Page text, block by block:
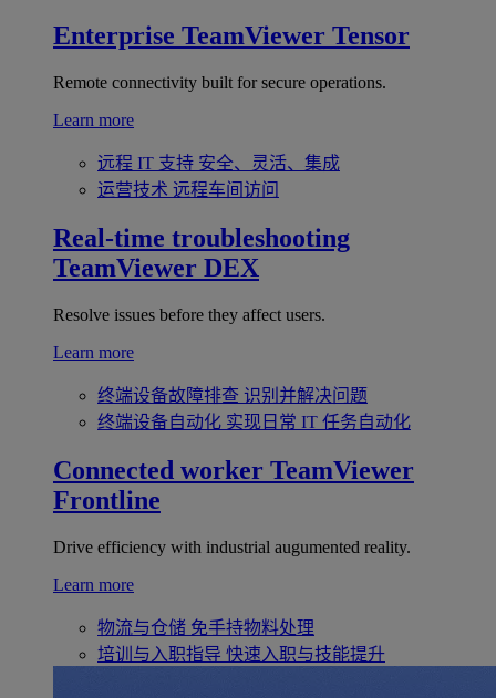
Enterprise TeamViewer Tensor
Remote connectivity built for secure operations.
Learn more
远程 IT 支持 安全、灵活、集成
运营技术 远程车间访问
Real-time troubleshooting
TeamViewer DEX
Resolve issues before they affect users.
Learn more
终端设备故障排查 识别并解决问题
终端设备自动化 实现日常 IT 任务自动化
Connected worker TeamViewer
Frontline
Drive efficiency with industrial augumented reality.
Learn more
物流与仓储 免手持物料处理
培训与入职指导 快速入职与技能提升